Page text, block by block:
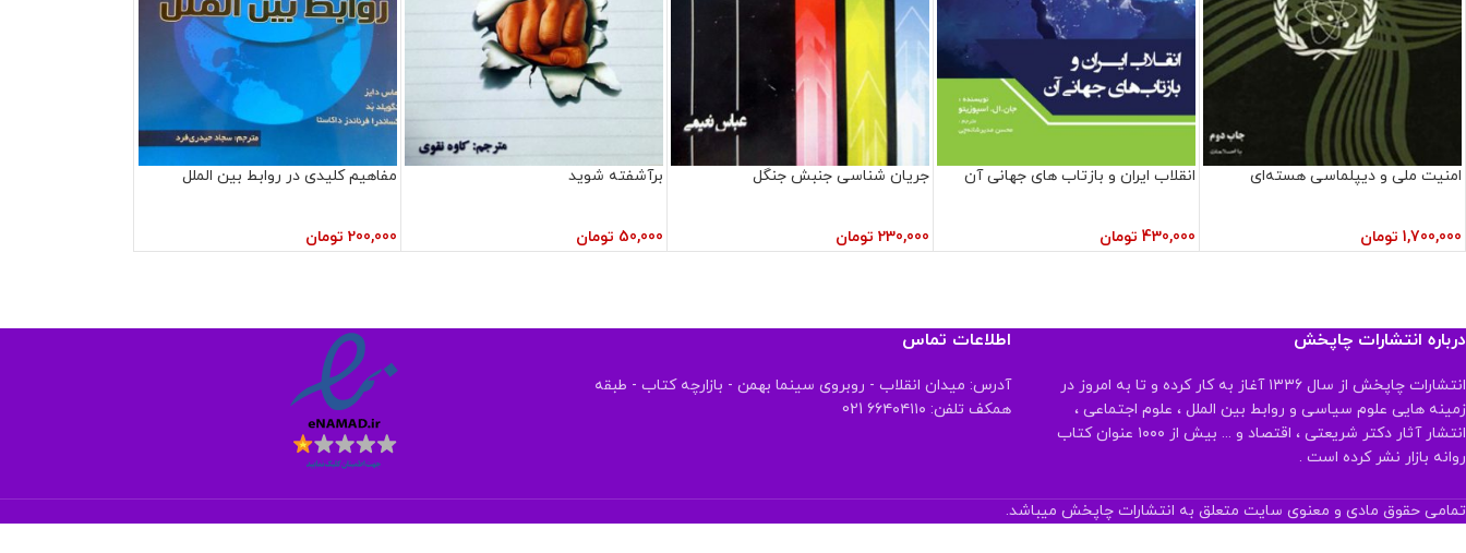
امنیت ملی و دیپلماسی هسته‌ای
1,700,000 تومان
انقلاب ایران و بازتاب های جهانی آن
430,000 تومان
جریان شناسی جنبش جنگل
230,000 تومان
برآشفته شوید
50,000 تومان
مفاهیم کلیدی در روابط بین الملل
200,000 تومان
درباره انتشارات چاپخش
انتشارات چاپخش از سال ۱۳۳۶ آغاز به کار کرده و تا به امروز در
زمینه هایی علوم سیاسی و روابط بین الملل ، علوم اجتماعی ،
انتشار آثار دکتر شریعتی ، اقتصاد و ... بیش از ۱۰۰۰ عنوان کتاب
روانه بازار نشر کرده است .
اطلاعات تماس
آدرس: میدان انقلاب - روبروی سینما بهمن - بازارچه کتاب - طبقه
همکف تلفن: ۶۶۴۰۴۱۱۰ 021
تمامی حقوق مادی و معنوی سایت متعلق به انتشارات چاپخش میباشد.